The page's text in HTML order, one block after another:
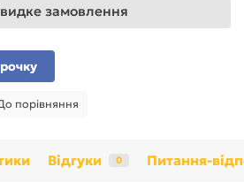
замовлення
порівняння
Відгуки 0 Питання-